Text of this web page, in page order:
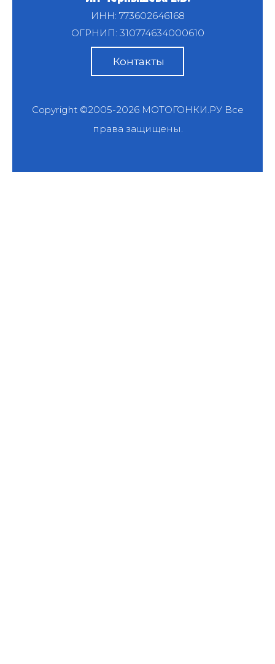
ИНН: 773602646168
ОГРНИП: 310774634000610
Контакты
Copyright ©2005-2026 МОТОГОНКИ.РУВсе
права защищены.